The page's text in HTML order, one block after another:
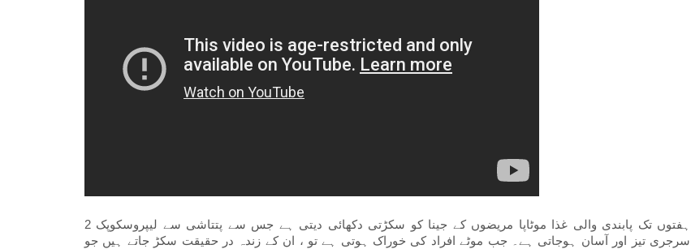
2 ہفتوں تک پابندی والی غذا موٹاپا مریضوں کے جینا کو سکڑتی دکھائی دیتی ہے جس سے پتتاشی سے لیپروسکوپک
سرجری تیز اور آسان ہوجاتی ہے۔ جب موٹے افراد کی خوراک ہوتی ہے تو ، ان کے زندہ در حقیقت سکڑ جاتے ہیں جو